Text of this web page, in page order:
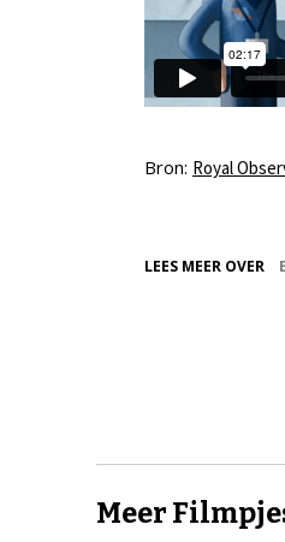
Bron: Royal
LEES MEER OVER
Meer